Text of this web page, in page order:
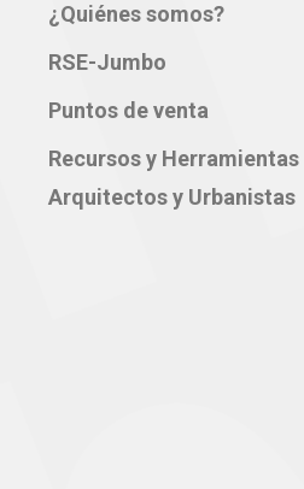
¿Quiénes somos?
RSE-Jumbo
Puntos de venta
Recursos y Herramientas
Arquitectos y Urbanistas